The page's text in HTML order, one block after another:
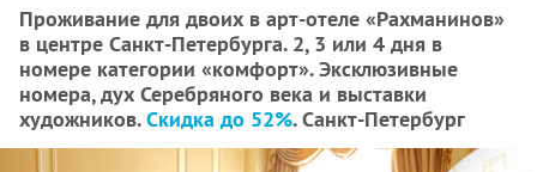
Проживание для двоих в арт-отеле «Рахманинов»
в центре Санкт-Петербурга. 2, 3 или 4 дня в
номере категории «комфорт». Эксклюзивные
номера, дух Серебряного века и выставки
художников.Скидка до 52%. Санкт-Петербург